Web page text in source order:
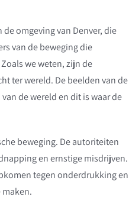
omgeving van Denver, die
van de beweging die
we weten, zijn de
ter wereld. De beelden van de
de wereld en dit is waar de
beweging. De autoriteiten
en ernstige misdrijven.
tegen onderdrukking en